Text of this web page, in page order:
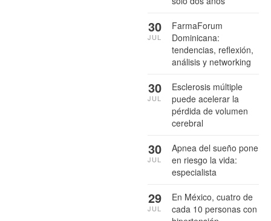
FarmaForum
Dominicana:
tendencias, reflexión,
análisis y networking
30
JUL
Esclerosis múltiple
puede acelerar la
pérdida de volumen
cerebral
30
JUL
Apnea del sueño pone
en riesgo la vida:
especialista
30
JUL
En México, cuatro de
cada 10 personas con
29
JUL